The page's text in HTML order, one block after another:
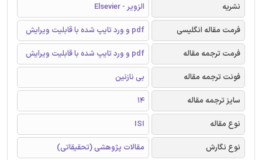
نشریه
الزویر - Elsevier
فرمت مقاله انگلیسی
pdf و ورد تایپ شده با قابلیت ویرایش
فرمت ترجمه مقاله
pdf و ورد تایپ شده با قابلیت ویرایش
فونت ترجمه مقاله
بی نازنین
سایز ترجمه مقاله
14
نوع مقاله
ISI
نوع نگارش
مقالات پژوهشی (تحقیقاتی)